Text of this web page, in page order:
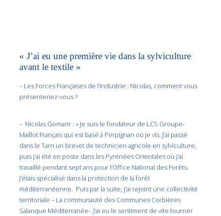
« J’ai eu une première vie dans la sylviculture
avant le textile »
– Les Forces Françaises de l’Industrie : Nicolas, comment vous
présenteriez-vous ?
– Nicolas Gomarir : « Je suis le fondateur de LCS Groupe-
Maillot Français qui est basé à Perpignan où je vis. J’ai passé
dans le Tarn un brevet de technicien agricole en sylviculture,
puis j’ai été en poste dans les Pyrénées Orientales où j’ai
travaillé pendant sept ans pour l’Office National des Forêts.
J’étais spécialisé dans la protection de la forêt
méditerranéenne. Puis par la suite, j’ai rejoint une collectivité
territoriale – La communauté des Communes Corbières
Salanque Méditerranée-. J’ai eu le sentiment de vite tourner